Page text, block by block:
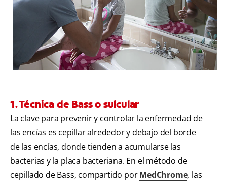
CUPONES
DONDE COMPRAR
MX (ES)
1. Técnica de Bass o sulcular
La clave para prevenir y controlar la enfermedad de
las encías es cepillar alrededor y debajo del borde
de las encías, donde tienden a acumularse las
bacterias y la placa bacteriana. En el método de
cepillado de Bass, compartido porMedChrome, las